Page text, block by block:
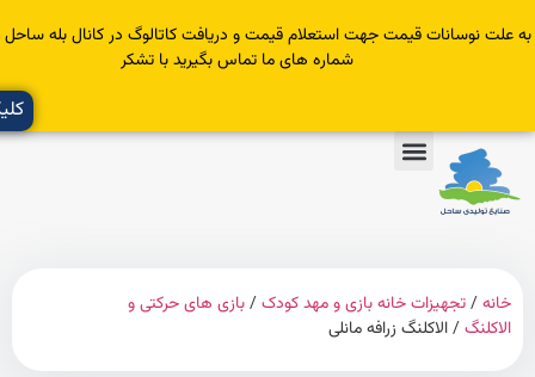
قیمت جهت استعلام قیمت و دریافت کاتالوگ در کانال بله ساحل عضو یا با
شماره های ما تماس بگیرید با تشکر
کلیک کنید
تجهیزات خانه بازی و مهد کودک/بازی های حرکتی و
/ الاکلنگ زرافه مانلی